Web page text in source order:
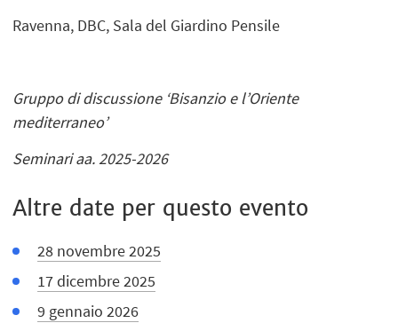
Ravenna, DBC, Sala del Giardino Pensile
Gruppo di discussione ‘Bisanzio e l’Oriente
mediterraneo’
Seminari aa. 2025-2026
Altre date per questo evento
28 novembre 2025
17 dicembre 2025
9 gennaio 2026